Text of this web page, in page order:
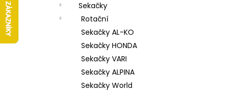
Sekačky
Rotační
Sekačky AL-KO
Sekačky HONDA
Sekačky VARI
Sekačky ALPINA
Sekačky World